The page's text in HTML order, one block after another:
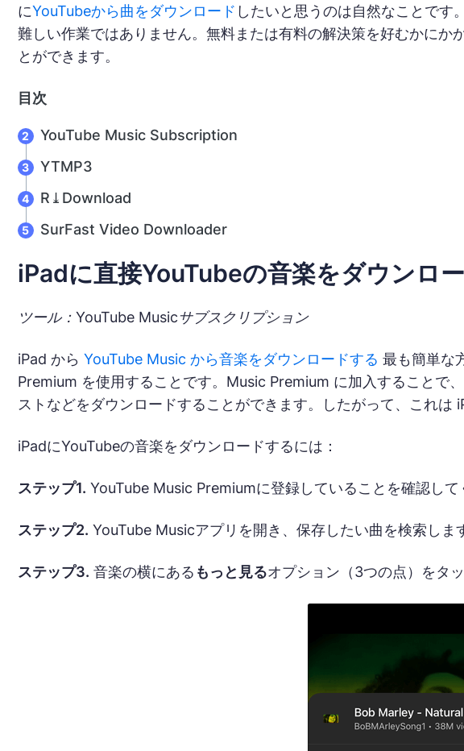
にYouTubeから曲をダウンロード したいと思うのは自然なことです
難しい作業ではありません。無料または有料の解決策を好むかにか
とができます。
目次
YouTube Music Subscription
YTMP3
R⤓Download
SurFast Video Downloader
iPadに直接YouTubeの音楽をダウンロ
ツール：YouTube Musicサブスクリプション
iPad から YouTube Music から音楽をダウンロードする 最も簡単な
Premium を使用することです。Music Premium に加入することで
ストなどをダウンロードすることができます。したがって、これは
iPadにYouTubeの音楽をダウンロードするには：
ステップ1. YouTube Music Premiumに登録していることを確認して
ステップ2. YouTube Musicアプリを開き、保存したい曲を検索しま
ステップ3. 音楽の横にある もっと見るオプション（3つの点）をタッ